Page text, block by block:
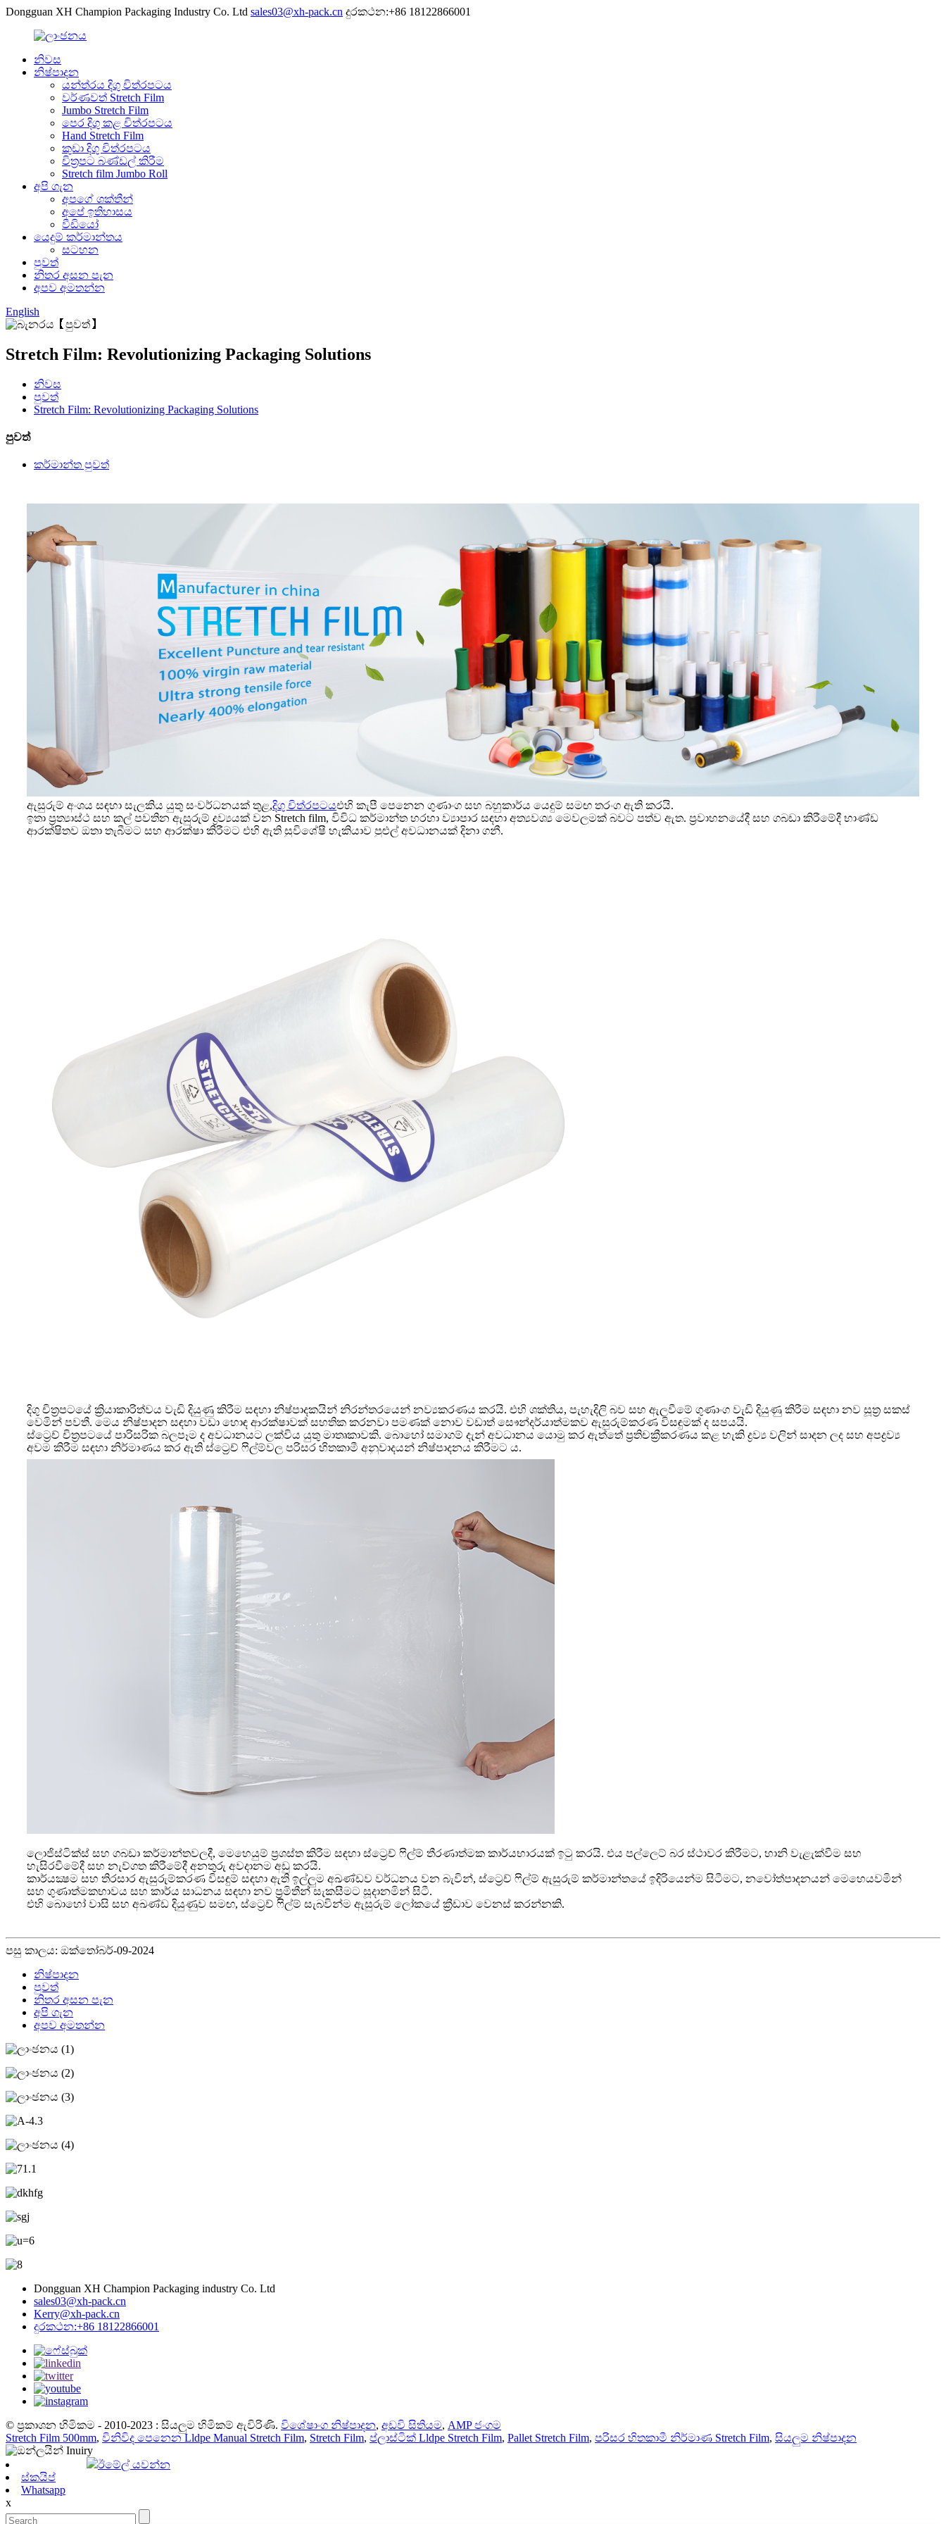
Dongguan XH Champion Packaging Industry Co. Ltd sales03@xh-pack.cn දුරකථන:+86 18122866001
නිවස
නිෂ්පාදන
යන්ත්රය දිගු චිත්රපටය
වර්ණවත් Stretch Film
Jumbo Stretch Film
පෙර දිගු කළ චිත්රපටය
Hand Stretch Film
කුඩා දිගු චිත්රපටය
චිත්‍රපට බණ්ඩල් කිරීම
Stretch film Jumbo Roll
අපි ගැන
අපගේ ශක්තීන්
අපේ ඉතිහාසය
වීඩියෝ
යෙදුම් කර්මාන්තය
සටහන
පුවත්
නිතර අසන පැන
අපව අමතන්න
English
Stretch Film: Revolutionizing Packaging Solutions
නිවස
පුවත්
Stretch Film: Revolutionizing Packaging Solutions
පුවත්
කර්මාන්ත පුවත්
ඇසුරුම් අංශය සඳහා සැලකිය යුතු සංවර්ධනයක් තුළ,දිගු චිත්රපටයඑහි කැපී පෙනෙන ගුණාංග සහ බහුකාර්ය යෙදුම් සමඟ තරංග ඇති කරයි.
ඉතා ප්‍රත්‍යාස්ථ සහ කල් පවතින ඇසුරුම් ද්‍රව්‍යයක් වන Stretch film, විවිධ කර්මාන්ත හරහා ව්‍යාපාර සඳහා අත්‍යවශ්‍ය මෙවලමක් බවට පත්ව ඇත. ප්‍රවාහනයේදී සහ ගබඩා කිරීමේදී භාණ්ඩ
ආරක්ෂිතව ඔතා තැබීමට සහ ආරක්ෂා කිරීමට එහි ඇති සුවිශේෂී හැකියාව පුළුල් අවධානයක් දිනා ගනී.
දිගු චිත්‍රපටයේ ක්‍රියාකාරිත්වය වැඩි දියුණු කිරීම සඳහා නිෂ්පාදකයින් නිරන්තරයෙන් නව්‍යකරණය කරයි. එහි ශක්තිය, පැහැදිලි බව සහ ඇලවීමේ ගුණාංග වැඩි දියුණු කිරීම සඳහා නව සූත්‍ර සකස්
වෙමින් පවතී. මෙය නිෂ්පාදන සඳහා වඩා හොඳ ආරක්ෂාවක් සහතික කරනවා පමණක් නොව වඩාත් සෞන්දර්යාත්මකව ඇසුරුම්කරණ විසඳුමක් ද සපයයි.
ස්ට්‍රෙච් චිත්‍රපටයේ පාරිසරික බලපෑම ද අවධානයට ලක්විය යුතු මාතෘකාවකි. බොහෝ සමාගම් දැන් අවධානය යොමු කර ඇත්තේ ප්‍රතිචක්‍රීකරණය කළ හැකි ද්‍රව්‍ය වලින් සාදන ලද සහ අපද්‍රව්‍ය
අවම කිරීම සඳහා නිර්මාණය කර ඇති ස්ට්‍රෙච් ෆිල්ම්වල පරිසර හිතකාමී අනුවාදයන් නිෂ්පාදනය කිරීමට ය.
ලොජිස්ටික්ස් සහ ගබඩා කර්මාන්තවලදී, මෙහෙයුම් ප්‍රශස්ත කිරීම සඳහා ස්ට්‍රෙච් ෆිල්ම් තීරණාත්මක කාර්යභාරයක් ඉටු කරයි. එය පල්ලෙට් බර ස්ථාවර කිරීමට, හානි වැළැක්වීම සහ
හැසිරවීමේදී සහ නැව්ගත කිරීමේදී අනතුරු අවදානම අඩු කරයි.
කාර්යක්‍ෂම සහ තිරසාර ඇසුරුම්කරණ විසඳුම් සඳහා ඇති ඉල්ලුම අඛණ්ඩව වර්ධනය වන බැවින්, ස්ට්‍රෙච් ෆිල්ම් ඇසුරුම් කර්මාන්තයේ ඉදිරියෙන්ම සිටීමට, නවෝත්පාදනයන් මෙහෙයවමින්
සහ ගුණාත්මකභාවය සහ කාර්ය සාධනය සඳහා නව ප්‍රමිතීන් සැකසීමට සූදානමින් සිටී.
එහි බොහෝ වාසි සහ අඛණ්ඩ දියුණුව සමඟ, ස්ට්‍රෙච් ෆිල්ම් සැබවින්ම ඇසුරුම් ලෝකයේ ක්‍රීඩාව වෙනස් කරන්නකි.
පසු කාලය: ඔක්තෝබර්-09-2024
නිෂ්පාදන
පුවත්
නිතර අසන පැන
අපි ගැන
අපව අමතන්න
Dongguan XH Champion Packaging industry Co. Ltd
sales03@xh-pack.cn
Kerry@xh-pack.cn
දුරකථන:+86 18122866001
© ප්‍රකාශන හිමිකම - 2010-2023 : සියලුම හිමිකම් ඇවිරිණි. විශේෂාංග නිෂ්පාදන, අඩවි සිතියම, AMP ජංගම
Stretch Film 500mm, විනිවිද පෙනෙන Lldpe Manual Stretch Film, Stretch Film, ප්ලාස්ටික් Lldpe Stretch Film, Pallet Stretch Film, පරිසර හිතකාමී නිර්මාණ Stretch Film, සියලුම නිෂ්පාදන
ඊමේල් යවන්න
ස්කයිප්
Whatsapp
x